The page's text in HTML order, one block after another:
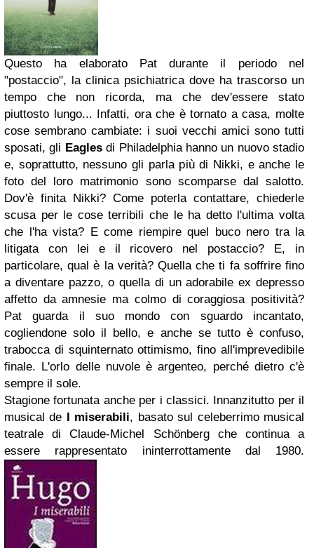
Questo ha elaborato Pat durante il periodo nel
"postaccio", la clinica psichiatrica dove ha trascorso un
tempo che non ricorda, ma che dev'essere stato
piuttosto lungo... Infatti, ora che è tornato a casa, molte
cose sembrano cambiate: i suoi vecchi amici sono tutti
sposati, gli Eaglesdi Philadelphia hanno un nuovo stadio
e, soprattutto, nessuno gli parla più di Nikki, e anche le
foto del loro matrimonio sono scomparse dal salotto.
Dov'è finita Nikki? Come poterla contattare, chiederle
scusa per le cose terribili che le ha detto l'ultima volta
che l'ha vista? E come riempire quel buco nero tra la
litigata con lei e il ricovero nel postaccio? E, in
particolare, qual è la verità? Quella che ti fa soffrire fino
a diventare pazzo, o quella di un adorabile ex depresso
affetto da amnesie ma colmo di coraggiosa positività?
Pat guarda il suo mondo con sguardo incantato,
cogliendone solo il bello, e anche se tutto è confuso,
trabocca di squinternato ottimismo, fino all'imprevedibile
finale. L'orlo delle nuvole è argenteo, perché dietro c'è
sempre il sole.
Stagione fortunata anche per i classici. Innanzitutto per il
musical de I miserabili, basato sul celeberrimo musical
teatrale diClaude-Michel Schönbergche continua a
essere rappresentato ininterrottamente dal 1980.